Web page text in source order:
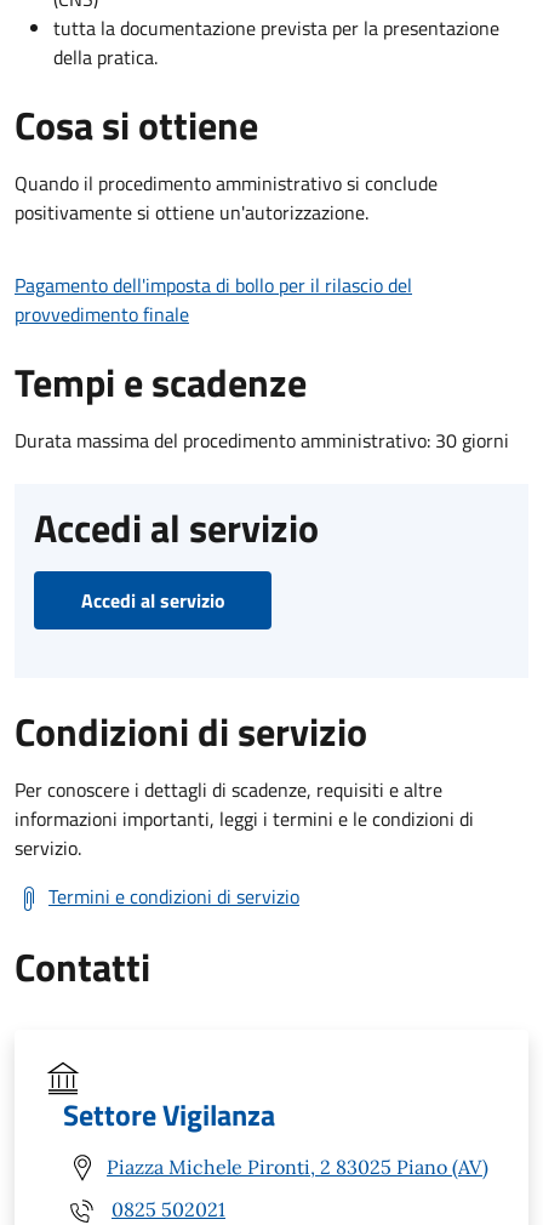
tutta la documentazione prevista per la presentazione
della pratica.
Cosa si ottiene
Quando il procedimento amministrativo si conclude
positivamente si ottiene un'autorizzazione.
Pagamento dell'imposta di bollo per il rilascio del
provvedimento finale
Tempi e scadenze
Durata massima del procedimento amministrativo: 30 giorni
Accedi al servizio
Accedi al servizio
Condizioni di servizio
Per conoscere i dettagli di scadenze, requisiti e altre
informazioni importanti, leggi i termini e le condizioni di
servizio.
Termini e condizioni di servizio
Contatti
Settore Vigilanza
Piazza Michele Pironti, 2 83025 Piano (AV)
0825 502021